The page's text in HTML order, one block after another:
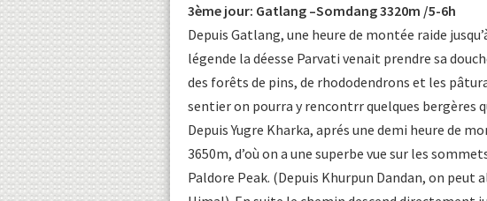
3ème jour: Gatlang –Somdang 3320m /5-6h
Depuis Gatlang, une heure de montée raide
légende la déesse Parvati venait prendre sa
des forêts de pins, de rhododendrons et les
sentier on pourra y rencontrr quelques bergères
Depuis Yugre Kharka, aprés une demi heure de
3650m, d’où on a une superbe vue sur les
Paldore Peak. (Depuis Khurpun Dandan, on peut